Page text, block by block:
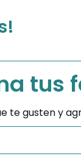
tus
te gusten y